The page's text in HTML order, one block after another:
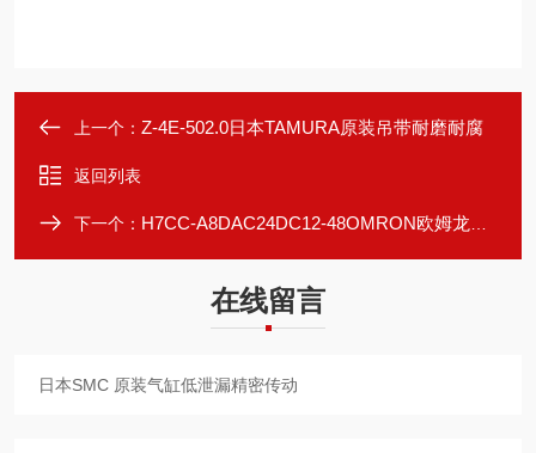
上一个： Z-4E-502.0日本TAMURA原装吊带耐磨耐腐
返回列表
下一个： H7CC-A8DAC24DC12-48OMRON欧姆龙原装继电器板状条形端子
在线留言